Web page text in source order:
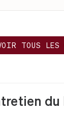
TOUS LES
du